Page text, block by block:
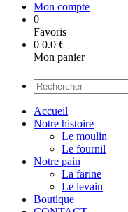
Mon compte
0
Favoris
0 0.0 €
Mon panier
Accueil
Notre histoire
Le moulin
Le fournil
Notre pain
La farine
Le levain
Boutique